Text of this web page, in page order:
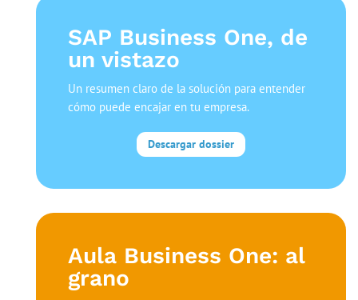
SAP Business One, de
un vistazo
Un resumen claro de la solución para entender
cómo puede encajar en tu empresa.
Descargar dossier
Aula Business One: al
grano